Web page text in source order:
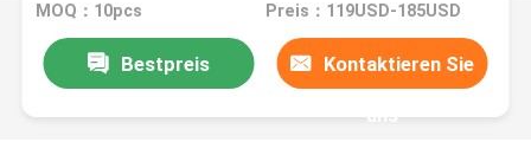
MOQ：10pcs Preis：119USD-185USD
Bestpreis Kontaktieren Sie
uns